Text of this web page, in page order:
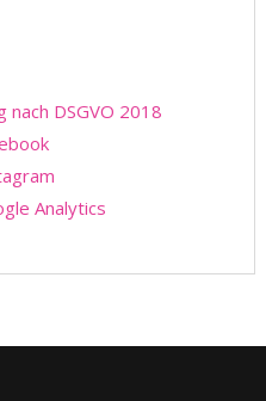
nach DSGVO 2018
Analytics